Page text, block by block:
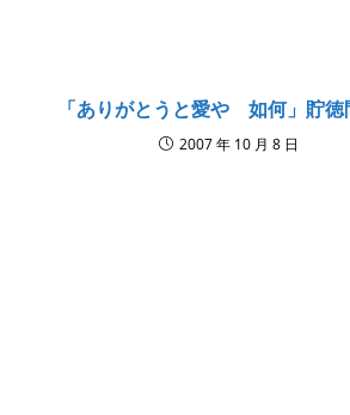
「ありがとうと愛や 如何」貯徳
2007 年 10 月 8 日